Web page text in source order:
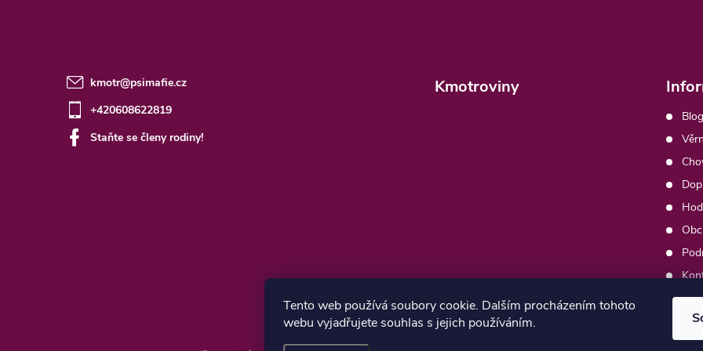
Tento web používá soubory cookie. Dalším procházením tohoto
webu vyjadřujete souhlas s jejich používáním.
kmotr@psimafie.cz
+420608622819
Staňte se členy rodiny!
Kmotroviny